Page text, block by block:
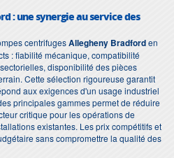
: une synergie au service des
centrifugesAllegheny Bradforden
: fiabilité mécanique, compatibilité
disponibilité des pièces
Cette sélection rigoureuse garantit
aux exigences d'un usage industriel
principales gammes permet de réduire
critique pour les opérations de
existantes. Les prix compétitifs et
sans compromettre la qualité des